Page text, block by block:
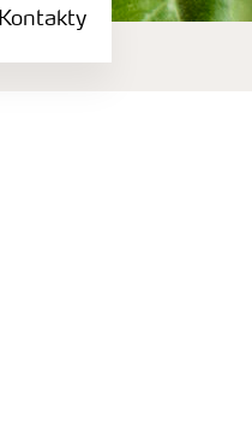
Kontakty